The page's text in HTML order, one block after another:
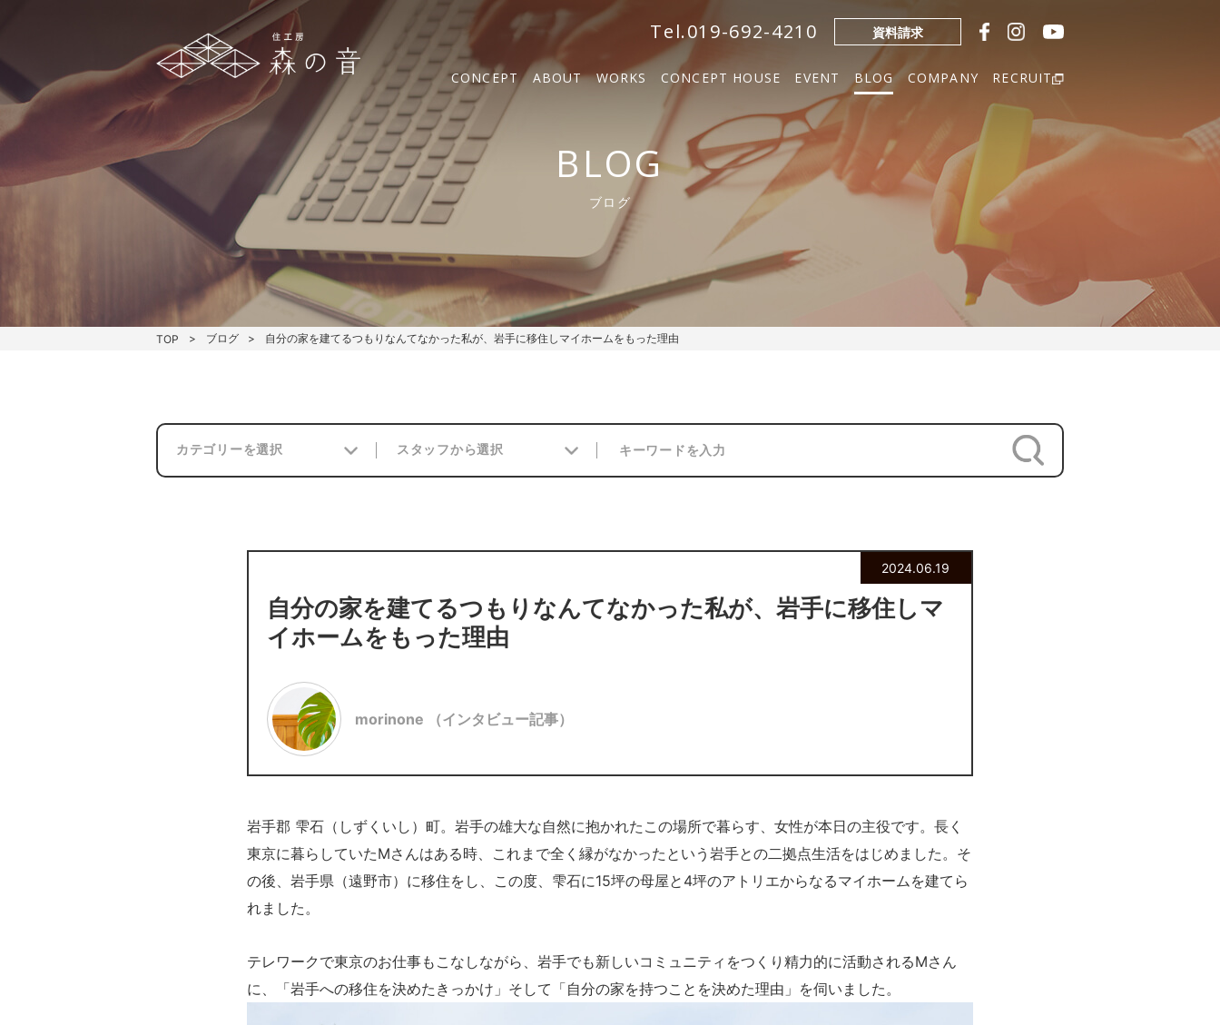
Tel.019-692-4210 資料請求
CONCEPT ABOUT WORKS CONCEPT HOUSE
森の家
BOSCO VILLA
SOLM【販売中】
EVENT BLOG COMPANY RECRUIT
BLOG
ブログ
TOP ブログ 自分の家を建てるつもりなんてなかった私が、岩手に移住しマイホームをもった理由
BOSCO VILLA
SOLM
自分の家を建てるつもりなんてなかった私が、岩手に移住しマ
イホームをもった理由
2024.06.19
morinone （インタビュー記事）
岩手郡 雫石（しずくいし）町。岩手の雄大な自然に抱かれたこの場所で暮らす、女性が本日の主役です。長く
東京に暮らしていたMさんはある時、これまで全く縁がなかったという岩手との二拠点生活をはじめました。そ
の後、岩手県（遠野市）に移住をし、この度、雫石に15坪の母屋と4坪のアトリエからなるマイホームを建てら
れました。
テレワークで東京のお仕事もこなしながら、岩手でも新しいコミュニティをつくり精力的に活動されるMさん
に、「岩手への移住を決めたきっかけ」そして「自分の家を持つことを決めた理由」を伺いました。